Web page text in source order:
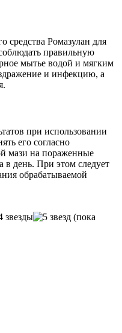
средства Ромазулан для
правильную
мытье водой и мягким
и инфекцию, а
при использовании
его согласно
мази на пораженные
в день. При этом следует
обрабатываемой
(пока